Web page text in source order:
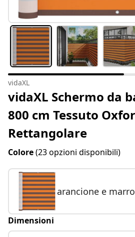
vidaXL
vidaXL Schermo da
800 cm Tessuto
Rettangolare
Colore(23 opzioni disponibili)
arancione e
Dimensioni